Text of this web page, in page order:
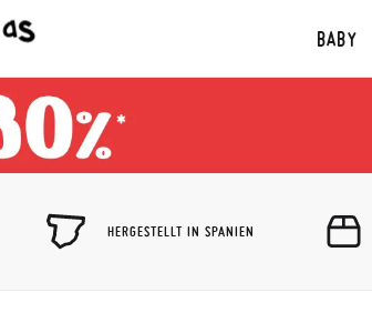
BABY
HERGESTELLT IN SPANIEN